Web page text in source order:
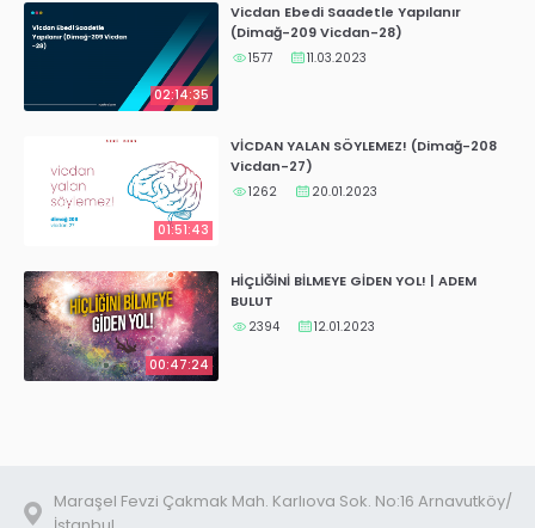
02:14:35
Vicdan Ebedi Saadetle Yapılanır
(Dimağ-209 Vicdan-28)
1577 11.03.2023
01:51:43
VİCDAN YALAN SÖYLEMEZ! (Dimağ-208
Vicdan-27)
1262 20.01.2023
00:47:24
HİÇLİĞİNİ BİLMEYE GİDEN YOL! | ADEM
BULUT
2394 12.01.2023
Maraşel Fevzi Çakmak Mah. Karlıova Sok. No:16 Arnavutköy/